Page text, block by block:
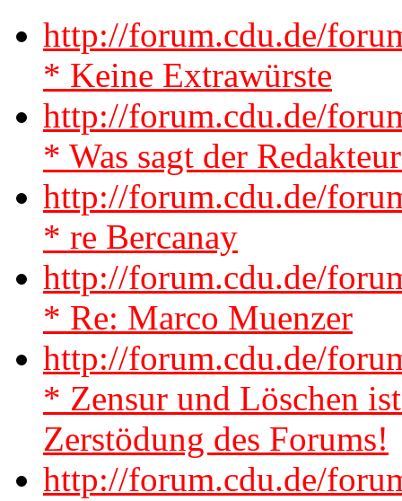
http://forum.cdu.de/
* Keine Extrawürste
http://forum.cdu.de/
* Was sagt der
http://forum.cdu.de/
* re Bercanay
http://forum.cdu.de/
* Re: Marco Muenzer
http://forum.cdu.de/
* Zensur und Löschen
Zerstödung des Forums!
http://forum.cdu.de/